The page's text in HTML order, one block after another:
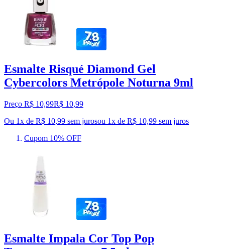
Esmalte Risqué Diamond Gel
Cybercolors Metrópole Noturna 9ml
Preço R$ 10,99R$ 10,99
Ou 1x de R$ 10,99 sem jurosou 1x de R$ 10,99 sem juros
Cupom 10% OFF
Esmalte Impala Cor Top Pop